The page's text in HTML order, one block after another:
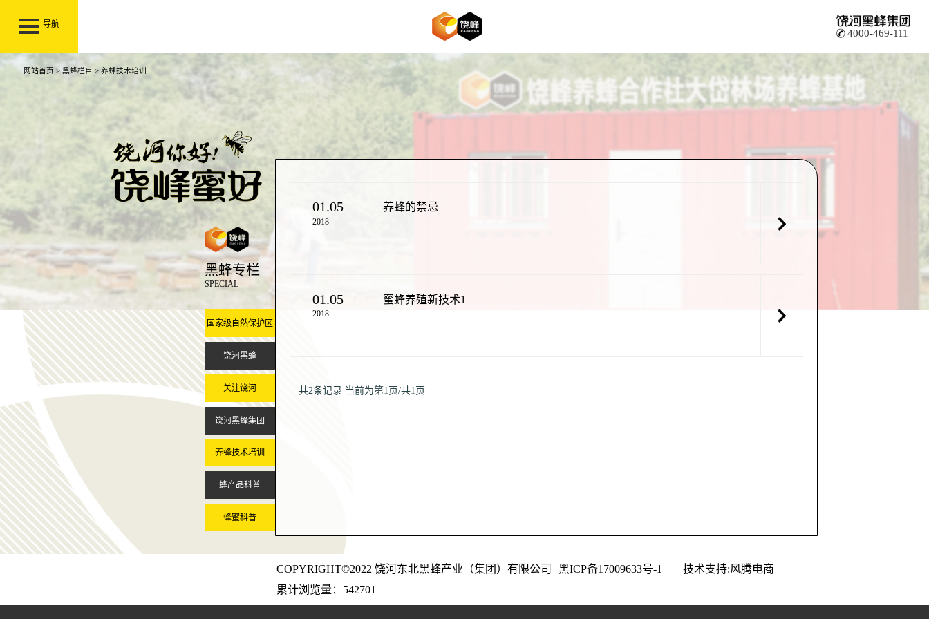
导航
4000-469-111
网站首页 > 黑蜂栏目 > 养蜂技术培训
黑蜂专栏
SPECIAL
国家级自然保护区
饶河黑蜂
关注饶河
饶河黑蜂集团
养蜂技术培训
蜂产品科普
蜂蜜科普
01.05
2018
养蜂的禁忌
01.05
2018
蜜蜂养殖新技术1
共2条记录 当前为第1页/共1页
COPYRIGHT©2022 饶河东北黑蜂产业（集团）有限公司 黑ICP备17009633号-1
技术支持:风腾电商
累计浏览量：542701